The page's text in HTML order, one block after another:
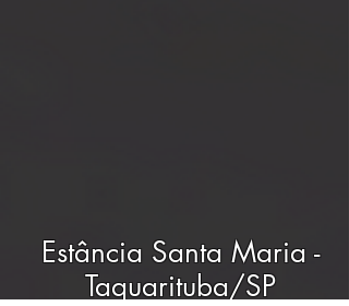
Estância Santa Maria -
Taquarituba/SP